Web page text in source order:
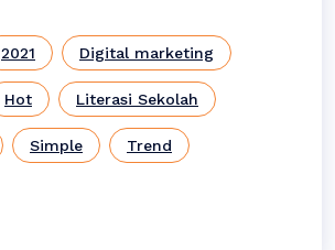
2021 Digital marketing
Hot Literasi Sekolah
Simple Trend